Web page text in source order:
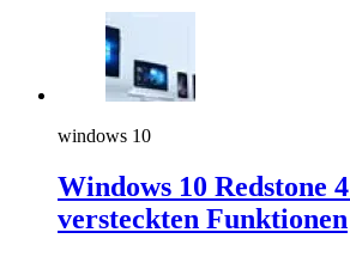
windows 10
Windows 10 Redstone
versteckten Funktionen